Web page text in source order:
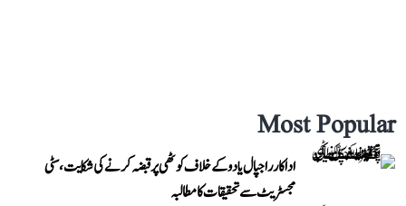
Most Popular
اداکار راجپال یادو کے خلاف کوٹھی پر قبضہ کرنے کی شکایت، سٹی
مجسٹریٹ سے تحقیقات کا مطالبہ